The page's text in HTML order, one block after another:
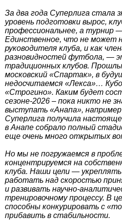
За два года Суперлига стала
уровень подготовки вырос,
профессиональнее, а турнир
Единственное, что не может
руководителя клуба, и как
разновидностей футбола, —
традиционных клубов.
московский «Спартак», в
недосчитаемся «Лекса»…
«Строгино». Каким будет
сезоне-2026 – пока никто не
выступать «Анапа»,
Суперлига получила
в Анапе собрало полный
еще очень много открытых
Но мы не погружаемся в
концентрируемся на
клуба. Наши цели — укреплять
работать над скоростью
и развивать научно-
тренировочному процессу. В
способны конкурировать с
прибавить в стабильности.